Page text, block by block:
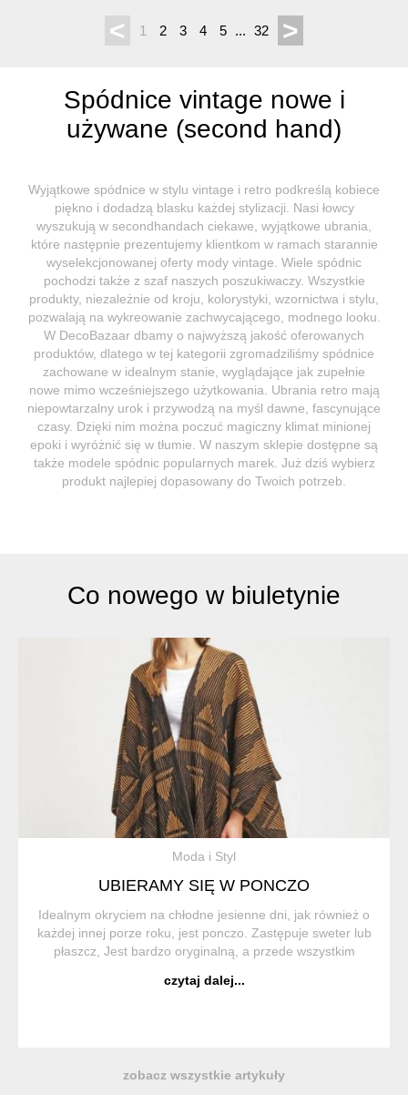
< 1 2 3 4 5 ... 32 >
Spódnice vintage nowe i
używane (second hand)
Wyjątkowe spódnice w stylu vintage i retro podkreślą kobiece
piękno i dodadzą blasku każdej stylizacji. Nasi łowcy
wyszukują w secondhandach ciekawe, wyjątkowe ubrania,
które następnie prezentujemy klientkom w ramach starannie
wyselekcjonowanej oferty mody vintage. Wiele spódnic
pochodzi także z szaf naszych poszukiwaczy. Wszystkie
produkty, niezależnie od kroju, kolorystyki, wzornictwa i stylu,
pozwalają na wykreowanie zachwycającego, modnego looku.
W DecoBazaar dbamy o najwyższą jakość oferowanych
produktów, dlatego w tej kategorii zgromadziliśmy spódnice
zachowane w idealnym stanie, wyglądające jak zupełnie
nowe mimo wcześniejszego użytkowania. Ubrania retro mają
niepowtarzalny urok i przywodzą na myśl dawne, fascynujące
czasy. Dzięki nim można poczuć magiczny klimat minionej
epoki i wyróżnić się w tłumie. W naszym sklepie dostępne są
także modele spódnic popularnych marek. Już dziś wybierz
produkt najlepiej dopasowany do Twoich potrzeb.
Co nowego w biuletynie
Moda i Styl
UBIERAMY SIĘ W PONCZO
Idealnym okryciem na chłodne jesienne dni, jak również o
każdej innej porze roku, jest ponczo. Zastępuje sweter lub
płaszcz, Jest bardzo oryginalną, a przede wszystkim
Poncho) to trad...
czytaj dalej...
zobacz wszystkie artykuły